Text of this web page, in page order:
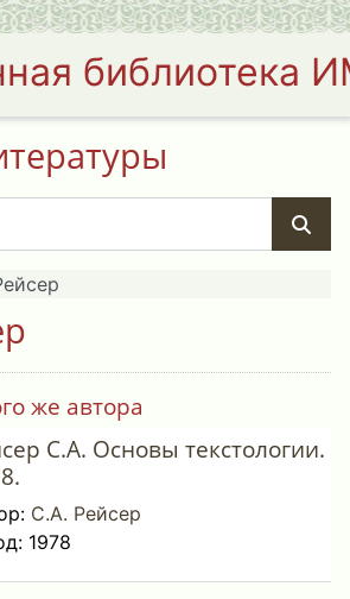
библиотека
же автора
С.А. Основы текстологии.
С.А. Рейсер
1978